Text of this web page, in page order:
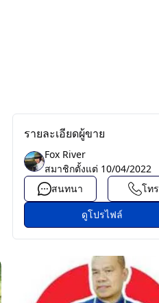
รายละเอียดผู้ขาย
Fox River
สมาชิกตั้งแต่ 10/04/2022
สนทนา
โทร
ดูโปรไฟล์